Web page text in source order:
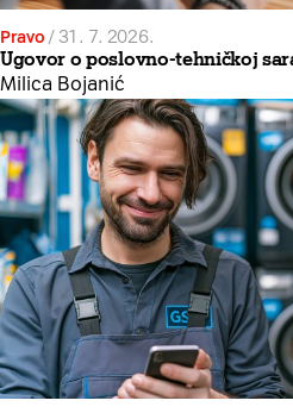
Pravo / 31. 7. 2026.
Ugovor o poslovno-tehničkoj
Milica Bojanić